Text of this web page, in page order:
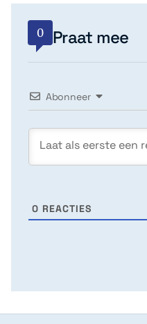
0 Praat mee
Abonneer
0 REACTIES